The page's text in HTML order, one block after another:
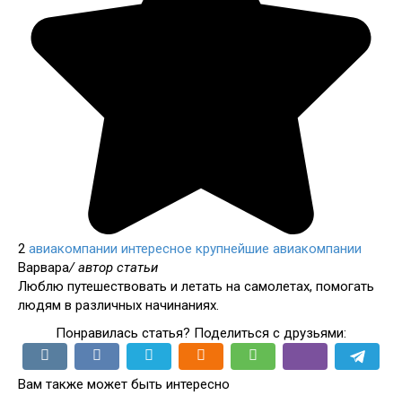
2 авиакомпании интересное крупнейшие авиакомпании
Варвара/ автор статьи
Люблю путешествовать и летать на самолетах, помогать
людям в различных начинаниях.
Понравилась статья? Поделиться с друзьями:
Вам также может быть интересно